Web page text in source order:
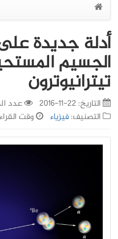
أدلة جديدة
الجسيم
تيترانيوترون
التاريخ: 22-11-2016
عدد
التصنيف:فيزياء وقت القراءة: 3 دقيقة, 39